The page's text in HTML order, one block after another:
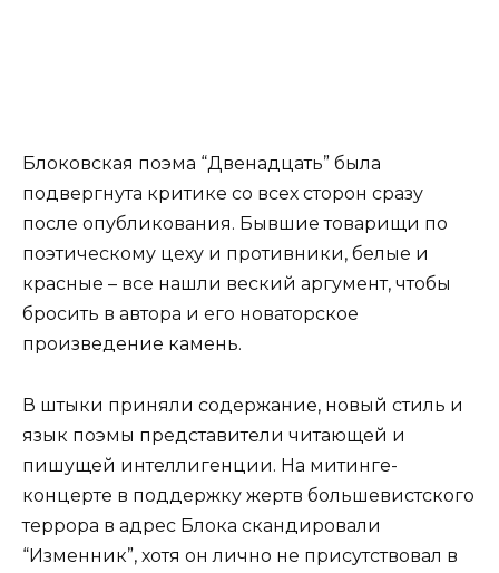
Блоковская поэма “Двенадцать” была
подвергнута критике со всех сторон сразу
после опубликования. Бывшие товарищи по
поэтическому цеху и противники, белые и
красные – все нашли веский аргумент, чтобы
бросить в автора и его новаторское
произведение камень.
В штыки приняли содержание, новый стиль и
язык поэмы представители читающей и
пишущей интеллигенции. На митинге-
концерте в поддержку жертв большевистского
террора в адрес Блока скандировали
“Изменник”, хотя он лично не присутствовал в